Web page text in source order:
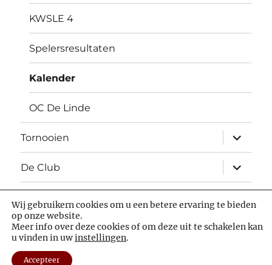
KWSLE 4
Spelersresultaten
Kalender
OC De Linde
Tornooien
Open
De Club
Open
Facebookchess.com
Luctor et Emergo Statuten
aangedreven door WordPress
Wij gebruikern cookies om u een betere ervaring te bieden
op onze website.
Meer info over deze cookies of om deze uit te schakelen kan
u vinden in uwinstellingen.
Accepteer